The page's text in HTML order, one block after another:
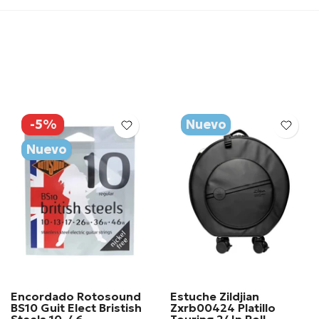
-5%
Nuevo
Encordado Rotosound
BS10 Guit Elect Bristish
Nuevo
Estuche Zildjian
Zxrb00424 Platillo